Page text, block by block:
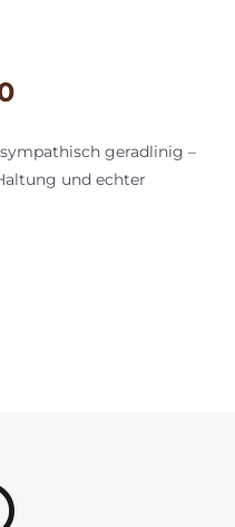
geradlinig –
und echter